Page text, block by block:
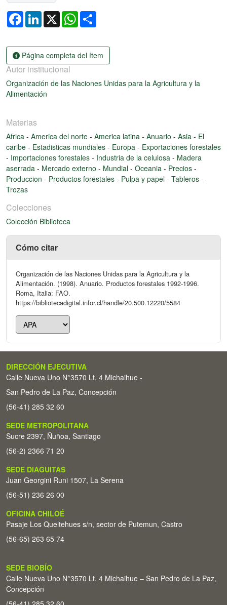
FacebookLinkedIn
X WhatsApp
Página completa del ítem
Autor institucional
Organización de las Naciones Unidas para la Agricultura y la
Alimentación
Materias
Africa - America del norte - America latina - Anuario - Asia - El
caribe - Estadisticas mundiales - Europa - Exportaciones forestales
- Importaciones forestales - Industria de la celulosa - Madera
aserrada - Mercado externo - Mundial - Oceania - Precios -
Produccion - Productos forestales - Pulpa y papel - Tableros -
Trozas
Colecciones
Colección Biblioteca
Cómo citar
Organización de las Naciones Unidas para la Agricultura y la
Alimentación. (1998). Anuario. Productos forestales 1992-1996.
Roma, Italia: FAO.
https://bibliotecadigital.infor.cl/handle/20.500.12220/5584
DIRECCIÓN EJECUTIVA
Calle Nueva Uno N°3570 Lt. 4 Michaihue -
San Pedro de La Paz, Concepción
(56-41) 285 32 60
SEDE METROPOLITANA
Sucre 2397, Ñuñoa, Santiago
(56-2) 2366 71 20
SEDE DIAGUITAS
Juan Georgini Runi 1507, La Serena
(56-51) 236 26 00
OFICINA CHILOÉ
Pasaje Los Queltehues s/n, sector de Putemun, Castro
(56-65) 263 65 74
SEDE BIOBÍO
Calle Nueva Uno N°3570 Lt. 4 Michaihue – San Pedro de La Paz,
Concepción